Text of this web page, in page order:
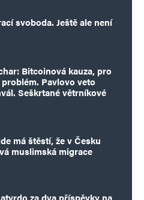
svoboda. Ještě ale není
Bitcoinová kauza, pro
Pavlovo veto
Seškrtané větrníkové
má štěstí, že v Česku
muslimská migrace